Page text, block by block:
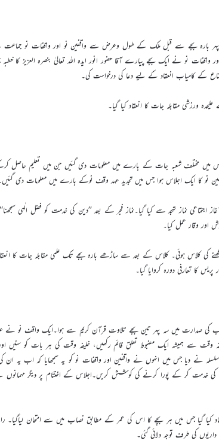
المبارک دوپہر بارہ بجے سے قبل ملک کے طول وعرض سے واقفین نو اور واقفات نو
واقفات نو نے ایک بجے پیارے آقا حضور انور ایدہ اللہ تعالیٰ بنصرہ العزیز کا
کے کامیاب انعقاد کے لیے دعا کی درخواست کی۔
ورزشی مقابلہ جات کا انعقاد کیا گیا۔
میں مختلف شعبہ جات کے بارے میں معلومات دی گئیں جن میں تعلیم حاصل
دن کا آغاز اجتماعی نماز تہجد سے کیا گیا۔نماز فجر کے بعد ’’دین کی خدمت کو فضل
اور وقار عمل کیا۔
زبان سیکھنے کی کلاس ہوئی۔ کلاس کے بعد سے ساڑھے بارہ بجے تک علمی مقابلہ جات کا
کا تعارفی دورہ کروایا گیا۔
صاحب کی صدارت میں سہ پہر تین بجے تلاوت قرآن کریم سے ہوا۔ایک واقف نو نے
وقت سے ہمیشہ ایک مضبوط تعلق قائم رکھیں، خلیفہ وقت کی ہر بات کو
سلسلہ نے دیا جس میں انہوں نے واقفین اور واقفات نو کو یہ سمجھایا کہ اب
خدمت کر کے پورا کرنے کی کوشش کریں۔اجلاس کے اختتام پر دیگر مہمانوں نے
کیا گیا جس میں ہر بچے کا اس کی عمر کے مطابق نصاب میں سے امتحان
کی طرف توجہ دلائی گئی۔